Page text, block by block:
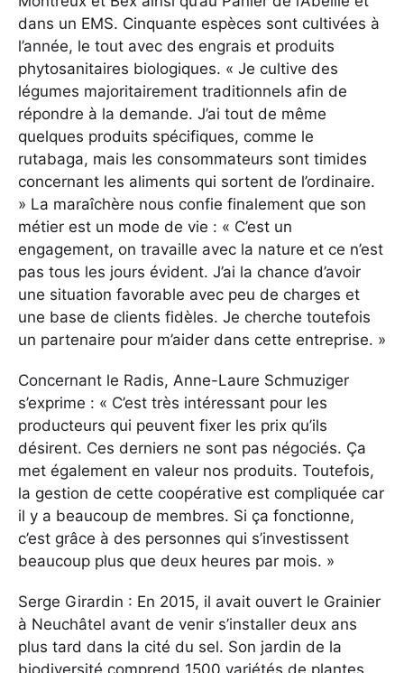
dans un EMS. Cinquante espèces sont cultivées à
l’année, le tout avec des engrais et produits
phytosanitaires biologiques. « Je cultive des
légumes majoritairement traditionnels afin de
répondre à la demande. J’ai tout de même
quelques produits spécifiques, comme le
rutabaga, mais les consommateurs sont timides
concernant les aliments qui sortent de l’ordinaire.
» La maraîchère nous confie finalement que son
métier est un mode de vie : « C’est un
engagement, on travaille avec la nature et ce n’est
pas tous les jours évident. J’ai la chance d’avoir
une situation favorable avec peu de charges et
une base de clients fidèles. Je cherche toutefois
un partenaire pour m’aider dans cette entreprise. »
Concernant le Radis, Anne-Laure Schmuziger
s’exprime : « C’est très intéressant pour les
producteurs qui peuvent fixer les prix qu’ils
désirent. Ces derniers ne sont pas négociés. Ça
met également en valeur nos produits. Toutefois,
la gestion de cette coopérative est compliquée car
il y a beaucoup de membres. Si ça fonctionne,
c’est grâce à des personnes qui s’investissent
beaucoup plus que deux heures par mois. »
Serge Girardin : En 2015, il avait ouvert le Grainier
à Neuchâtel avant de venir s’installer deux ans
plus tard dans la cité du sel. Son jardin de la